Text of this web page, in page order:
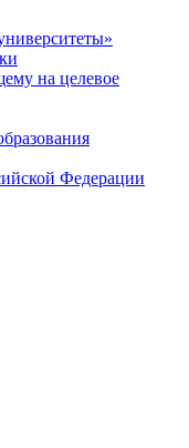
на целевое
Федерации